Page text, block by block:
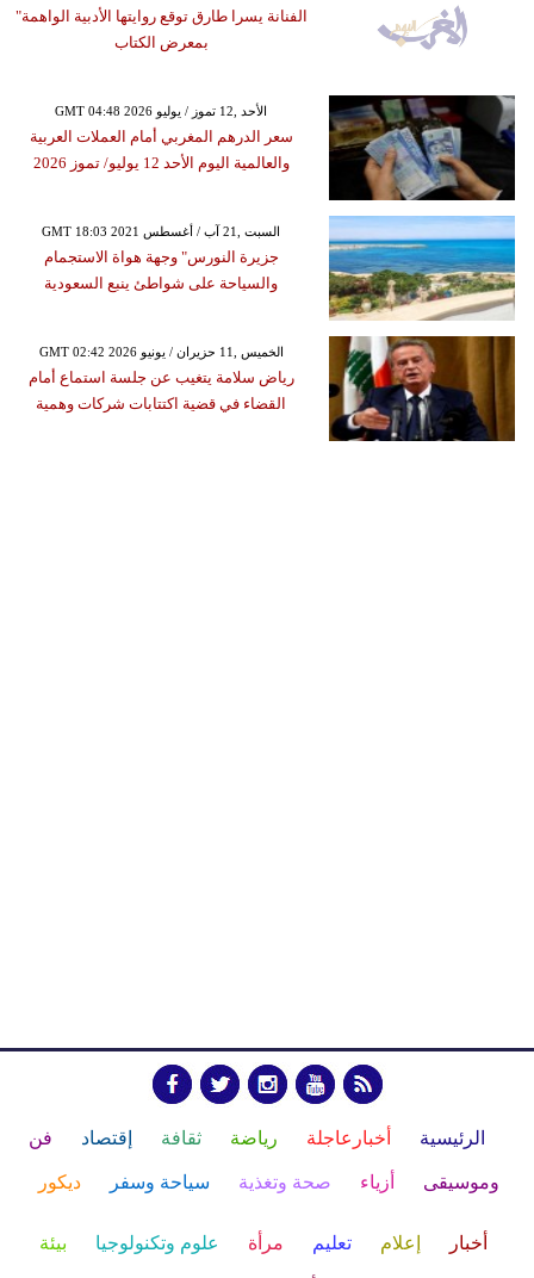
الفنانة يسرا طارق توقع روايتها الأدبية الواهمة"
بمعرض الكتاب
GMT 04:48 2026 الأحد ,12 تموز / يوليو
سعر الدرهم المغربي أمام العملات العربية
والعالمية اليوم الأحد 12 يوليو/ تموز 2026
GMT 18:03 2021 السبت ,21 آب / أغسطس
جزيرة النورس" وجهة هواة الاستجمام
والسياحة على شواطئ ينبع السعودية
GMT 02:42 2026 الخميس ,11 حزيران / يونيو
رياض سلامة يتغيب عن جلسة استماع أمام
القضاء في قضية اكتتابات شركات وهمية
الرئيسية أخبارعاجلة رياضة ثقافة إقتصاد فن
وموسيقى أزياء صحة وتغذية سياحة وسفر ديكور
أخبار إعلام تعليم مرأة علوم وتكنولوجيا بيئة